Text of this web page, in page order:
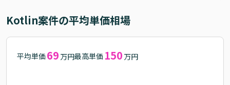
Kotlin案件の平均単価相場
平均単価 69 万円最高単価 150 万円